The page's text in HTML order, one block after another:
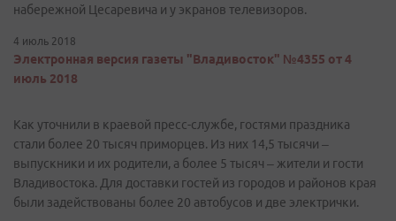
набережной Цесаревича и у экранов телевизоров.
4 июль 2018
Электронная версия газеты "Владивосток" №4355 от 4
июль 2018
Как уточнили в краевой пресс-службе, гостями праздника
стали более 20 тысяч приморцев. Из них 14,5 тысячи –
выпускники и их родители, а более 5 тысяч – жители и гости
Владивостока. Для доставки гостей из городов и районов края
были задействованы более 20 автобусов и две электрички.